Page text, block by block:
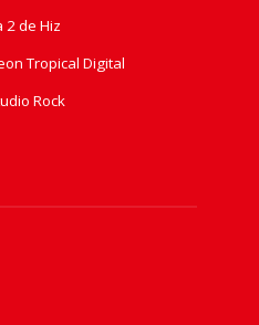
2 de Hiz
Tropical Digital
Rock